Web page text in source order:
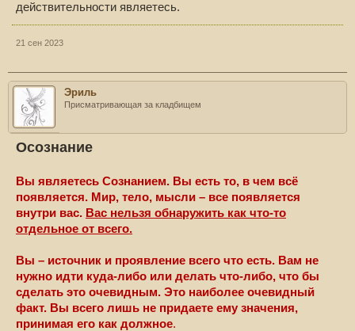
действительности являетесь.
21 сен 2023
Эриль
Присматривающая за кладбищем
Осознание
Вы являетесь Сознанием. Вы есть то, в чем всё
появляется. Мир, тело, мысли – все появляется
внутри вас. Вас нельзя обнаружить как что-то
отдельное от всего.
Вы – источник и проявление всего что есть. Вам не
нужно идти куда-либо или делать что-либо, что бы
сделать это очевидным. Это наиболее очевидный
факт. Вы всего лишь не придаете ему значения,
принимая его как должное.